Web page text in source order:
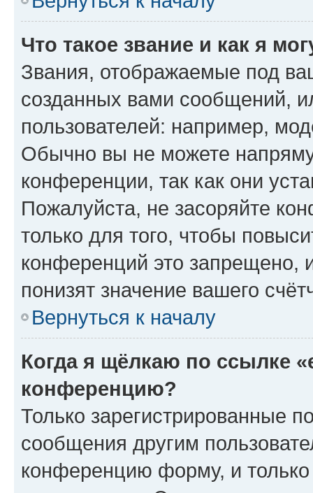
Что такое звание и как я
Звания, отображаемые под
созданных вами сообщений,
пользователей: например,
Обычно вы не можете
конференции, так как они
Пожалуйста, не засоряйте
только для того, чтобы
конференций это запрещено,
понизят значение вашего
Вернуться к началу
Когда я щёлкаю по ссылке
конференцию?
Только зарегистрированные
сообщения другим
конференцию форму, и